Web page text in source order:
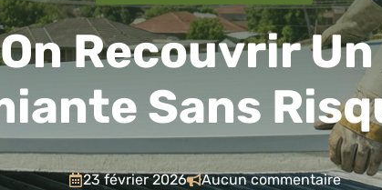
Recouvrir Un
Sans
23 février 2026 Aucun commentaire